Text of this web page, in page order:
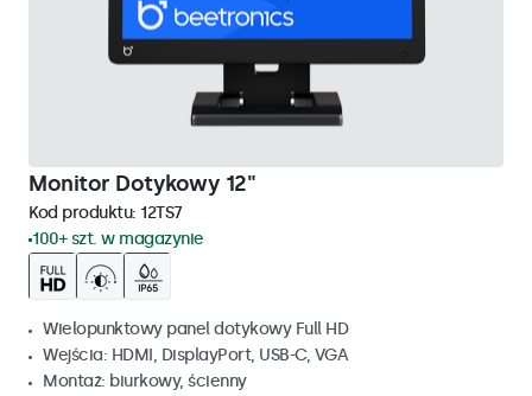
Monitor Dotykowy 12"
Kod produktu: 12TS7
100+ szt. w magazynie
Wielopunktowy panel dotykowy Full HD
Wejścia: HDMI, DisplayPort, USB-C, VGA
Montaż: biurkowy, ścienny